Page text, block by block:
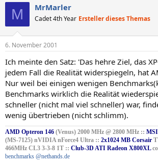
M MrMarler
Cadet 4th Year Ersteller dieses Themas
6. November 2001
Ich meinte den Satz: 'Das hehre Ziel, das
jedem Fall die Realität widerspiegeln, hat
Nur weil bei einigen wenigen
Benchmarks wirklich die Realität
schneller (nicht mal viel schneller) war,
wenig übertrieben (nicht schlimm).
AMD Opteron 146 (Venus) 2000 MHz @ 2800 MHz ::
(MS-7125) nVIDIA nForce4 Ultra :: 2x1024 MB Corsair
466MHz CL3 3-3-8 1T :: Club-3D ATI Radeon X800XL
benchmarks @nethands.de